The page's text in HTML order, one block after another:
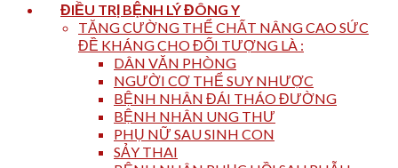
ĐIỀU TRỊ BỆNH LÝ ĐÔNG Y
TĂNG CƯỜNG THỂ CHẤT NÂNG CAO SỨC
ĐỀ KHÁNG CHO ĐỐI TƯỢNG LÀ :
DÂN VĂN PHÒNG
NGƯỜI CƠ THỂ SUY NHƯỢC
BỆNH NHÂN ĐÁI THÁO ĐƯỜNG
BỆNH NHÂN UNG THƯ
PHỤ NỮ SAU SINH CON
SẢY THAI